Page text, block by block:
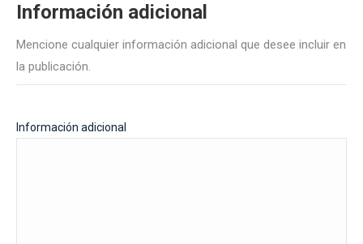
Información adicional
Mencione cualquier información adicional que desee incluir en
la publicación.
Información adicional